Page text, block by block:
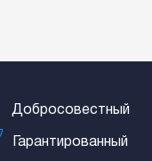
Добросовестный
Гарантированный